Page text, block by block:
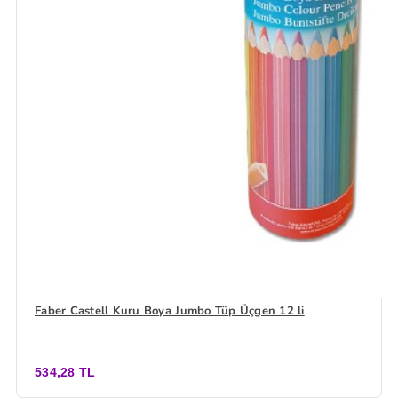
Faber Castell Kuru Boya Jumbo Tüp Üçgen 12 li
534,28 TL